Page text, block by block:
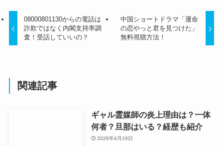
08000801130からの電話は
詐欺ではなく内閣支持率調
査！受話していいの？
中国ショートドラマ「運命
の恋やっと君を見つけた」
無料視聴方法！
関連記事
ギャル霊媒師の炎上理由は？一体
何者？旦那はいる？経歴も紹介
2026年4月19日